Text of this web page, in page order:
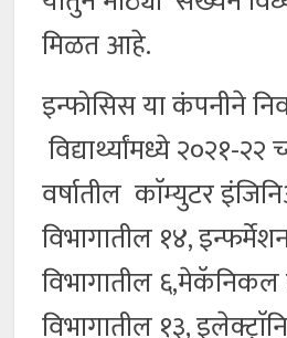
मिळत आहे.
इन्फोसिस या कंपनीने
विद्यार्थ्यांमध्ये २०२१-२२
वर्षातील काॅम्युटर
विभागातील १४,
विभागातील ६,मेकॅनिकल
विभागातील १३,